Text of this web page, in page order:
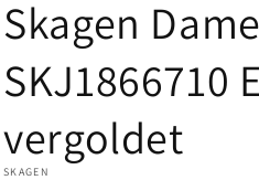
Skagen
SKJ1866710
vergoldet
SKAGEN